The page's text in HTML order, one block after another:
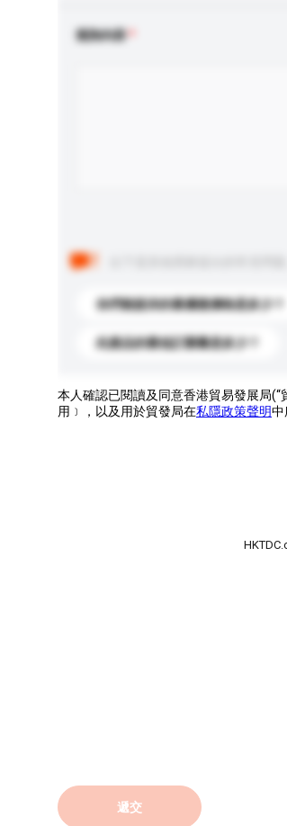
查詢內容
你們能提供的最優惠價格是多少？
此產品的最低訂購量是多少？
本人確認已閱讀及同意香港貿易發展局(“
用﹞，以及用於貿發局在私隱政策聲明中
遞交